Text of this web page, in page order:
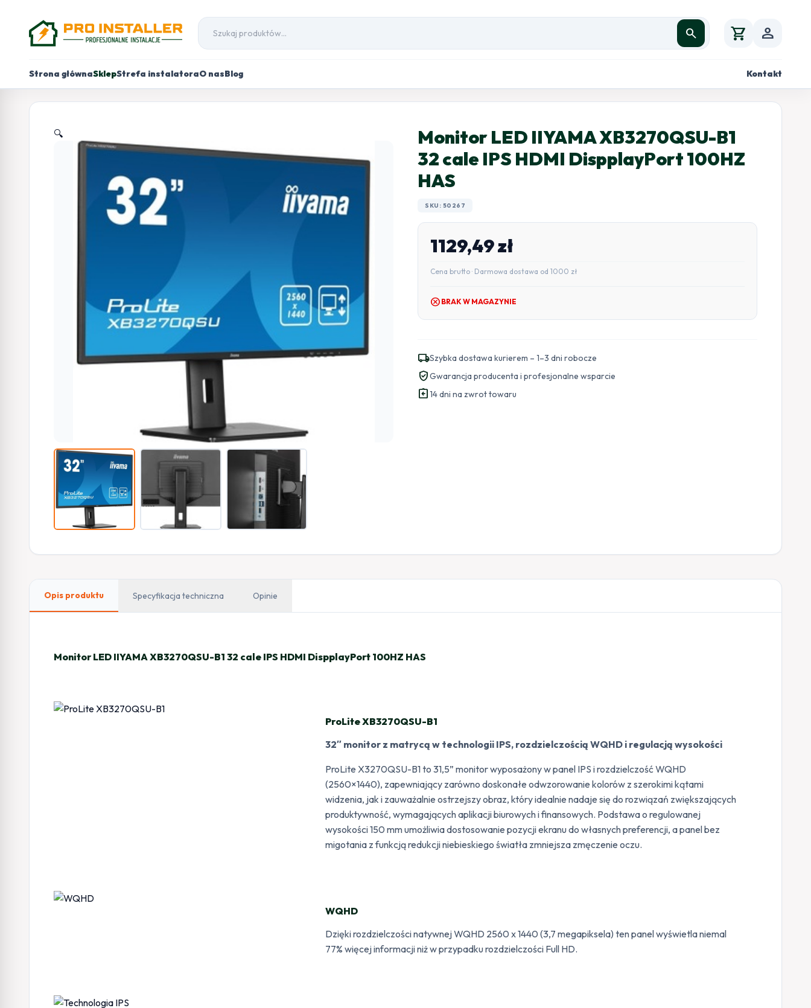
search shopping_cart person
Strona głównaSklepStrefa instalatoraO nasBlog Kontakt
🔍
Monitor LED IIYAMA XB3270QSU-B1
32 cale IPS HDMI DispplayPort 100HZ
HAS
SKU: 50267
1129,49zł
Cena brutto · Darmowa dostawa od 1000 zł
cancel BRAK W MAGAZYNIE
local_shippingSzybka dostawa kurierem – 1–3 dni robocze
verified_userGwarancja producenta i profesjonalne wsparcie
assignment_return14 dni na zwrot towaru
Opis produktu Specyfikacja techniczna Opinie
Monitor LED IIYAMA XB3270QSU-B1 32 cale IPS HDMI DispplayPort 100HZ HAS
ProLite XB3270QSU-B1
32″ monitor z matrycą w technologii IPS, rozdzielczością WQHD i regulacją wysokości
ProLite X3270QSU-B1 to 31,5” monitor wyposażony w panel IPS i rozdzielczość WQHD
(2560×1440), zapewniający zarówno doskonałe odwzorowanie kolorów z szerokimi kątami
widzenia, jak i zauważalnie ostrzejszy obraz, który idealnie nadaje się do rozwiązań zwiększających
produktywność, wymagających aplikacji biurowych i finansowych. Podstawa o regulowanej
wysokości 150 mm umożliwia dostosowanie pozycji ekranu do własnych preferencji, a panel bez
migotania z funkcją redukcji niebieskiego światła zmniejsza zmęczenie oczu.
WQHD
Dzięki rozdzielczości natywnej WQHD 2560 x 1440 (3,7 megapiksela) ten panel wyświetla niemal
77% więcej informacji niż w przypadku rozdzielczości Full HD.